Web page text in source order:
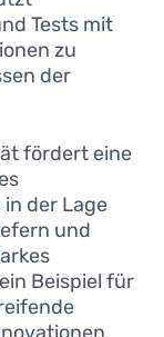
Tests mit
zu
der
fördert eine
in der Lage
und
Beispiel für